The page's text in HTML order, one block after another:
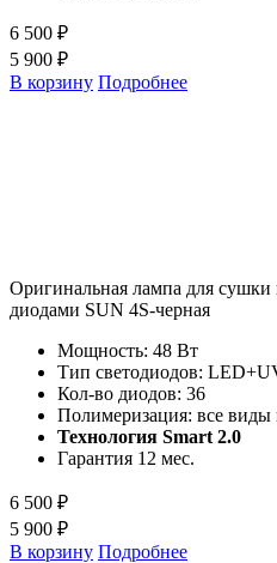
6 500 ₽
5 900 ₽
В корзину Подробнее
Оригинальная лампа для сушки
диодами SUN 4S-черная
Мощность: 48 Вт
Тип светодиодов:
Кол-во диодов: 36
Полимеризация: все виды
Технология Smart 2.0
Гарантия 12 мес.
6 500 ₽
5 900 ₽
В корзину Подробнее